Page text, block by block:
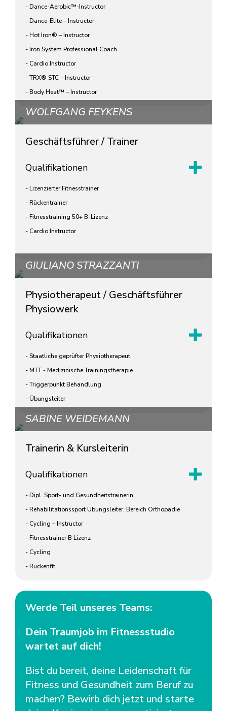
- Dance-Aerobic™-Instructor
- Dance-Elite – Instructor
- Hot Iron® – Instructor
- Iron System Professional Coach
- Cardio Instructor
- TRX® STC – Instructor
- Body Heat™ – Instructor
WOLFGANG FEYKENS
Geschäftsführer / Trainer
Qualifikationen
- Lizenzierter Fitnesstrainer
- Rückentrainer
- Fitnesstraining 50+ B-Lizenz
- Cardio Instructor
GIULIANO STRAZZANTI
Physiotherapeut / Geschäftsführer
Physiowerk
Qualifikationen
- Staatliche geprüfter Physiotherapeut
- MTT - Medizinische Trainingstherapie
- Triggerpunkt Behandlung
- Übungsleiter
SABINE WEIDEMANN
Trainerin & Kursleiterin
Qualifikationen
- Dipl. Sport- und Gesundheitstrainerin
- Rehabilitationssport Übungsleiter, Bereich Orthopädie
- Cycling – Instructor
- Fitnesstrainer B Lizenz
- Cycling
- Rückenfit
Werde Teil unseres Teams:
Dein Traumjob im Fitnessstudio
wartet auf dich!
Bist du bereit, deine Leidenschaft für
Fitness und Gesundheit zum Beruf zu
machen? Bewirb dich jetzt und starte